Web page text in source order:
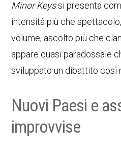
Minor Keyssi presenta
intensità più che
volume, ascolto più che
appare quasi paradossale
sviluppato un dibattito così
Nuovi Paesi e
improvvise